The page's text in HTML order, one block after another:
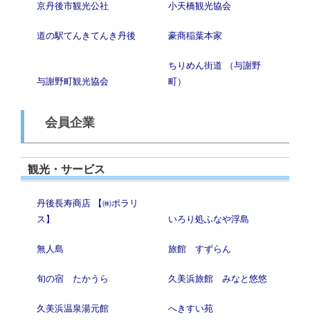
京丹後市観光公社 小天橋観光協会
道の駅てんきてんき丹後 豪商稲葉本家
与謝野町観光協会
ちりめん街道 （与謝野
町）
会員企業
観光・サービス
丹後長寿商店 【㈱ポラリ
ス】
いろり処ふなや浮島
無人島 旅館 すずらん
旬の宿 たかうら 久美浜旅館 みなと悠悠
久美浜温泉湯元館 へきすい苑